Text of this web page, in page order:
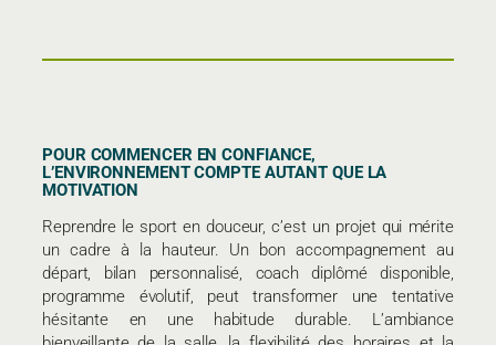
POUR COMMENCER EN CONFIANCE,
L’ENVIRONNEMENT COMPTE AUTANT QUE LA
MOTIVATION
Reprendre le sport en douceur, c’est un projet qui mérite
un cadre à la hauteur. Un bon accompagnement au
départ, bilan personnalisé, coach diplômé disponible,
programme évolutif, peut transformer une tentative
hésitante en une habitude durable. L’ambiance